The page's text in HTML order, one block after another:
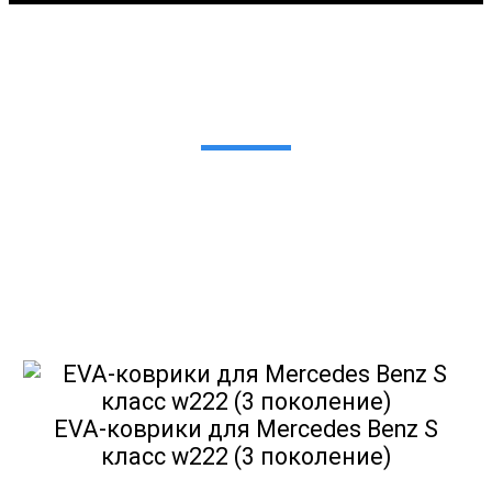
EVA-коврики для Mercedes Benz S
класс w222 (3 поколение)